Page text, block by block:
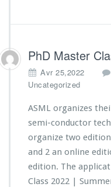
PhD Master
Avr 25,2022
Uncategorized
ASML organizes
semi-conductor
organize two
and 2 an online
edition. The
Class 2022 |